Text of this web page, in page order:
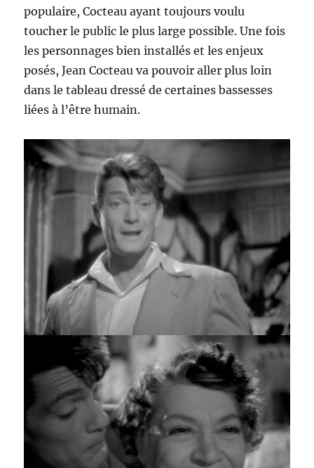
populaire, Cocteau ayant toujours voulu
toucher le public le plus large possible. Une fois
les personnages bien installés et les enjeux
posés, Jean Cocteau va pouvoir aller plus loin
dans le tableau dressé de certaines bassesses
liées à l’être humain.